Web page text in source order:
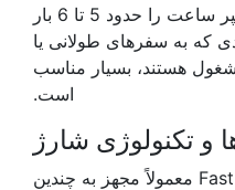
ظرفیت باتری 3000 میلی‌آمپر ساعت را حدود 5 تا 6 بار
که به سفرهای طولانی یا
هستند، بسیار مناسب
است.
پاوربانک ریمکس Fast RPP-623 معمولاً مجهز به چندین